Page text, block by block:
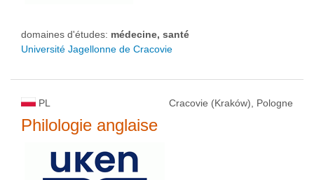
domaines d'études: médecine, santé
Université Jagellonne de Cracovie
PL Cracovie (Kraków), Pologne
Philologie anglaise